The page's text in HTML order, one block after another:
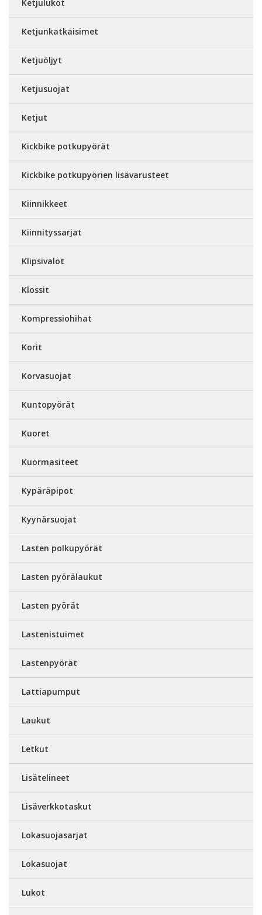
Ketjulukot
Ketjunkatkaisimet
Ketjuöljyt
Ketjusuojat
Ketjut
Kickbike potkupyörät
Kickbike potkupyörien lisävarusteet
Kiinnikkeet
Kiinnityssarjat
Klipsivalot
Klossit
Kompressiohihat
Korit
Korvasuojat
Kuntopyörät
Kuoret
Kuormasiteet
Kypäräpipot
Kyynärsuojat
Lasten polkupyörät
Lasten pyörälaukut
Lasten pyörät
Lastenistuimet
Lastenpyörät
Lattiapumput
Laukut
Letkut
Lisätelineet
Lisäverkkotaskut
Lokasuojasarjat
Lokasuojat
Lukot